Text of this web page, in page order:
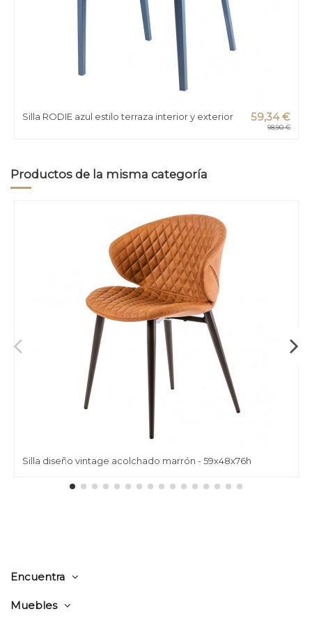
Silla RODIE azul estilo terraza interior y exterior 59,34 €
98,90 €
Productos de la misma categoría
Silla diseño vintage acolchado marrón - 59x48x76h
Encuentra
Muebles